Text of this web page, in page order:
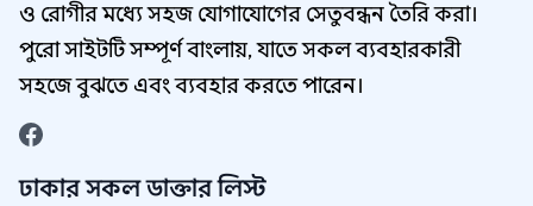
ও রোগীর মধ্যে সহজ যোগাযোগের সেতুবন্ধন তৈরি করা।
পুরো সাইটটি সম্পূর্ণ বাংলায়, যাতে সকল ব্যবহারকারী
সহজে বুঝতে এবং ব্যবহার করতে পারেন।
ঢাকার সকল ডাক্তার লিস্ট